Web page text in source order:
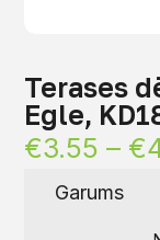
Terases
Egle,
€3.55 – €
Garums